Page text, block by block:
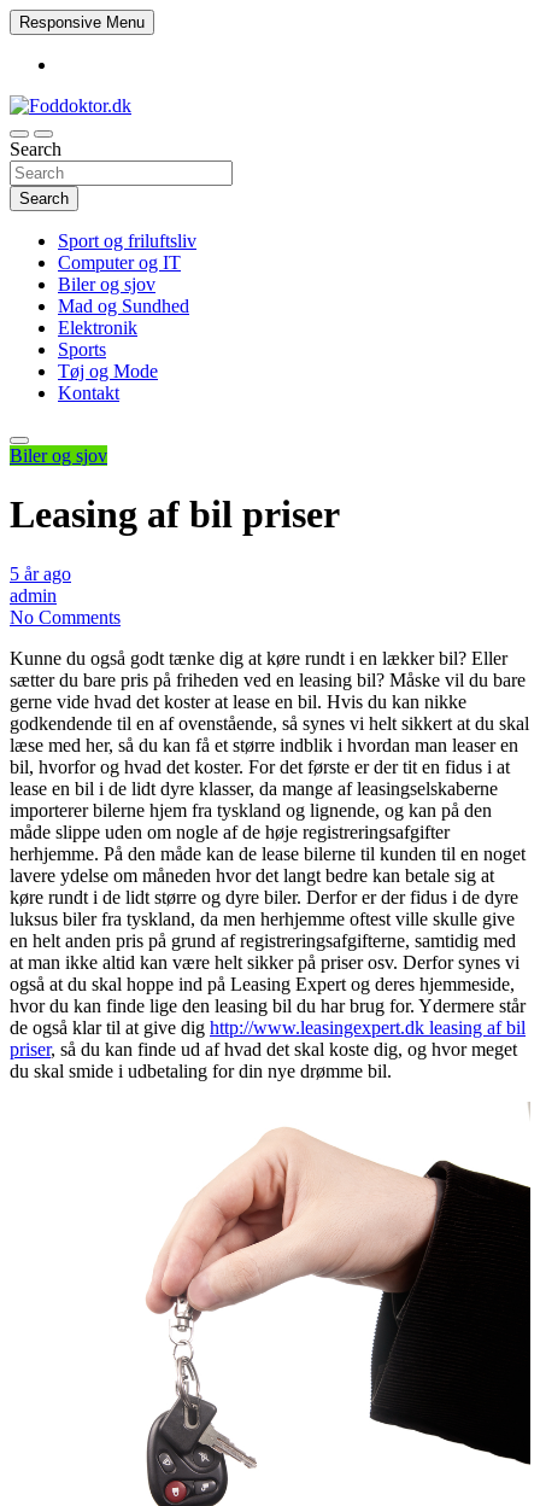
Skip
to
content
Responsive Menu
Foddoktor.dk
Search
Search
Sport og friluftsliv
Computer og IT
Biler og sjov
Mad og Sundhed
Elektronik
Sports
Tøj og Mode
Kontakt
Biler og sjov
Leasing af bil priser
5 år ago
admin
No Comments
Kunne du også godt tænke dig at køre rundt i en lækker bil? Eller
sætter du bare pris på friheden ved en leasing bil? Måske vil du bare
gerne vide hvad det koster at lease en bil. Hvis du kan nikke
godkendende til en af ovenstående, så synes vi helt sikkert at du skal
læse med her, så du kan få et større indblik i hvordan man leaser en
bil, hvorfor og hvad det koster. For det første er der tit en fidus i at
lease en bil i de lidt dyre klasser, da mange af leasingselskaberne
importerer bilerne hjem fra tyskland og lignende, og kan på den
måde slippe uden om nogle af de høje registreringsafgifter
herhjemme. På den måde kan de lease bilerne til kunden til en noget
lavere ydelse om måneden hvor det langt bedre kan betale sig at
køre rundt i de lidt større og dyre biler. Derfor er der fidus i de dyre
luksus biler fra tyskland, da men herhjemme oftest ville skulle give
en helt anden pris på grund af registreringsafgifterne, samtidig med
at man ikke altid kan være helt sikker på priser osv. Derfor synes vi
også at du skal hoppe ind på Leasing Expert og deres hjemmeside,
hvor du kan finde lige den leasing bil du har brug for. Ydermere står
de også klar til at give dig http://www.leasingexpert.dk leasing af bil
priser, så du kan finde ud af hvad det skal koste dig, og hvor meget
du skal smide i udbetaling for din nye drømme bil.